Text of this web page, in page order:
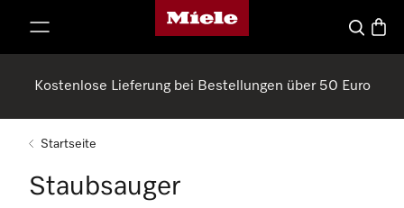
Miele-Homepage
Suche
Kostenlose Lieferung bei Bestellungen über 50 Euro
Startseite
Staubsauger